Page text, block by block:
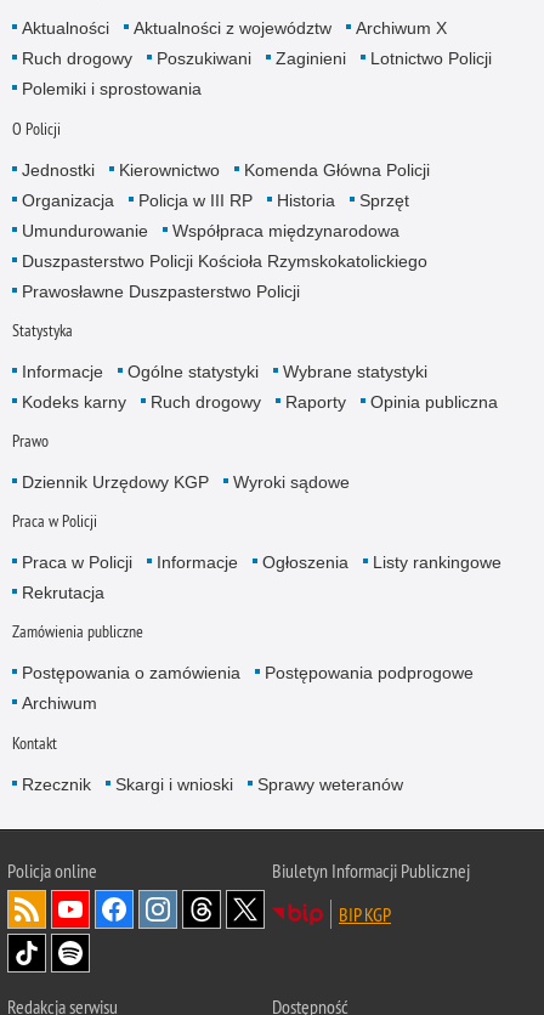
Aktualności Aktualności z województw
Archiwum X
Ruch drogowy
Poszukiwani Zaginieni
Lotnictwo Policji
Polemiki i sprostowania
O Policji
Jednostki Kierownictwo
Komenda Główna Policji
Organizacja
Policja w III RP Historia
Sprzęt
Umundurowanie
Współpraca międzynarodowa
Duszpasterstwo Policji Kościoła Rzymskokatolickiego
Prawosławne Duszpasterstwo Policji
Statystyka
Informacje Ogólne statystyki
Wybrane statystyki
Kodeks karny
Ruch drogowy Raporty Opinia publiczna
Prawo
Dziennik Urzędowy KGP Wyroki sądowe
Praca w Policji
Praca w Policji Informacje Ogłoszenia
Listy rankingowe
Rekrutacja
Zamówienia publiczne
Postępowania o zamówienia
Postępowania podprogowe
Archiwum
Kontakt
Rzecznik Skargi i wnioski Sprawy weteranów
Policjaonline
Biuletyn Informacji Publicznej
BIP KGP
Redakcja serwisu Dostępność